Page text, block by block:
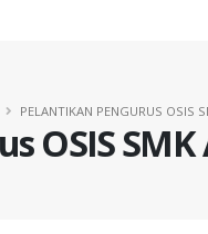
OSIS
PELANTIKAN PENGURUS OSIS